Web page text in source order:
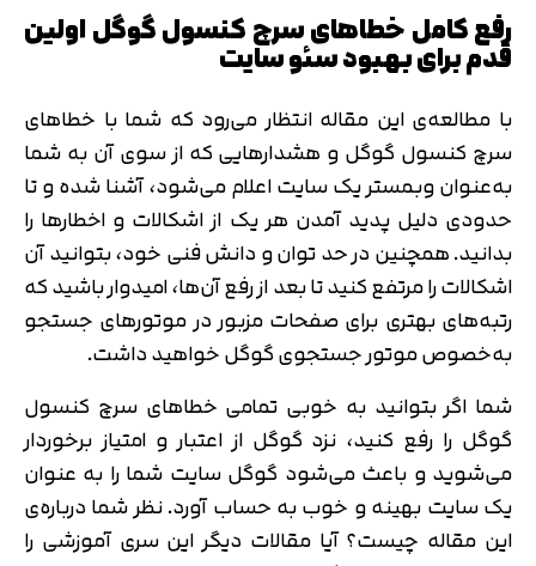
رفع کامل خطاهای سرچ کنسول گوگل اولین
قدم برای بهبود سئو سایت
با مطالعه‌ی این مقاله انتظار می‌رود که شما با خطاهای
سرچ کنسول گوگل و هشدارهایی که از سوی آن به شما
به‌عنوان وبمستر یک سایت اعلام می‌شود، آشنا شده و تا
حدودی دلیل پدید آمدن هر یک از اشکالات و اخطارها را
بدانید. همچنین در حد توان و دانش فنی خود، بتوانید آن
اشکالات را مرتفع کنید تا بعد از رفع آن‌ها، امیدوار باشید که
رتبه‌های بهتری برای صفحات مزبور در موتورهای جستجو
به‌خصوص موتور جستجوی گوگل خواهید داشت.
شما اگر بتوانید به خوبی تمامی خطاهای سرچ کنسول
گوگل را رفع کنید، نزد گوگل از اعتبار و امتیاز برخوردار
می‌شوید و باعث می‌شود گوگل سایت شما را به عنوان
یک سایت بهینه و خوب به حساب آورد. نظر شما درباره‌ی
این مقاله چیست؟ آیا مقالات دیگر این سری آموزشی را